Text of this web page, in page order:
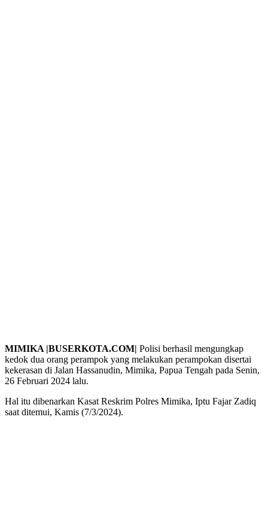
MIMIKA |BUSERKOTA.COM| Polisi berhasil mengungkap
kedok dua orang perampok yang melakukan perampokan disertai
kekerasan di Jalan Hassanudin, Mimika, Papua Tengah pada Senin,
26 Februari 2024 lalu.
Hal itu dibenarkan Kasat Reskrim Polres Mimika, Iptu Fajar Zadiq
saat ditemui, Kamis (7/3/2024).